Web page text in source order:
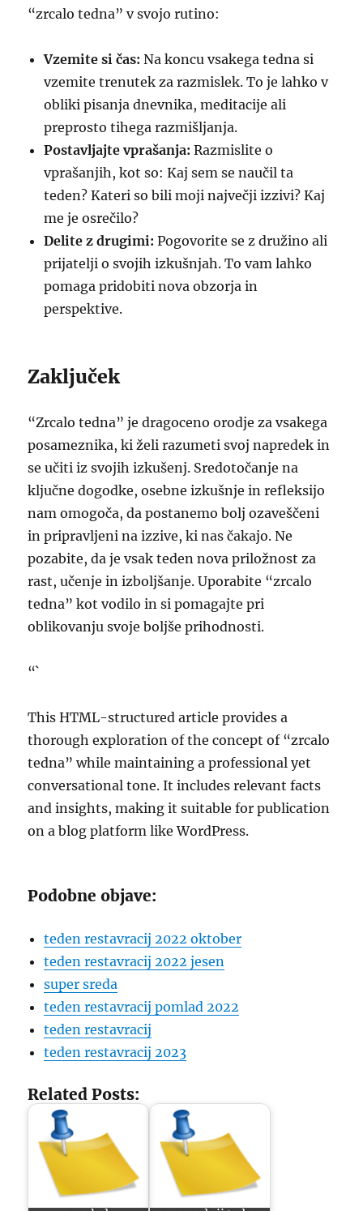
“zrcalo tedna” v svojo rutino:
Vzemite si čas: Na koncu vsakega tedna si
vzemite trenutek za razmislek. To je lahko v
obliki pisanja dnevnika, meditacije ali
preprosto tihega razmišljanja.
Postavljajte vprašanja: Razmislite o
vprašanjih, kot so: Kaj sem se naučil ta
teden? Kateri so bili moji največji izzivi? Kaj
me je osrečilo?
Delite z drugimi: Pogovorite se z družino ali
prijatelji o svojih izkušnjah. To vam lahko
pomaga pridobiti nova obzorja in
perspektive.
Zaključek
“Zrcalo tedna” je dragoceno orodje za vsakega
posameznika, ki želi razumeti svoj napredek in
se učiti iz svojih izkušenj. Sredotočanje na
ključne dogodke, osebne izkušnje in refleksijo
nam omogoča, da postanemo bolj ozaveščeni
in pripravljeni na izzive, ki nas čakajo. Ne
pozabite, da je vsak teden nova priložnost za
rast, učenje in izboljšanje. Uporabite “zrcalo
tedna” kot vodilo in si pomagajte pri
oblikovanju svoje boljše prihodnosti.
“`
This HTML-structured article provides a
thorough exploration of the concept of “zrcalo
tedna” while maintaining a professional yet
conversational tone. It includes relevant facts
and insights, making it suitable for publication
on a blog platform like WordPress.
Podobne objave:
teden restavracij 2022 oktober
teden restavracij 2022 jesen
super sreda
teden restavracij pomlad 2022
teden restavracij
teden restavracij 2023
Related Posts: